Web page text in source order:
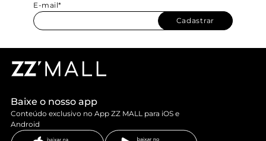
E-mail*
Cadastrar
Baixe o nosso app
Conteúdo exclusivo no App ZZ MALL para iOS e
Android